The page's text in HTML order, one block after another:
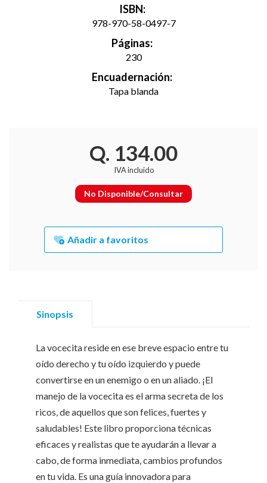
ISBN:
978-970-58-0497-7
Páginas:
230
Encuadernación:
Tapa blanda
Q. 134.00
IVA incluido
No Disponible/Consultar
Añadir a favoritos
Sinopsis
La vocecita reside en ese breve espacio entre tu
oído derecho y tu oído izquierdo y puede
convertirse en un enemigo o en un aliado. ¡El
manejo de la vocecita es el arma secreta de los
ricos, de aquellos que son felices, fuertes y
saludables! Este libro proporciona técnicas
eficaces y realistas que te ayudarán a llevar a
cabo, de forma inmediata, cambios profundos
en tu vida. Es una guía innovadora para